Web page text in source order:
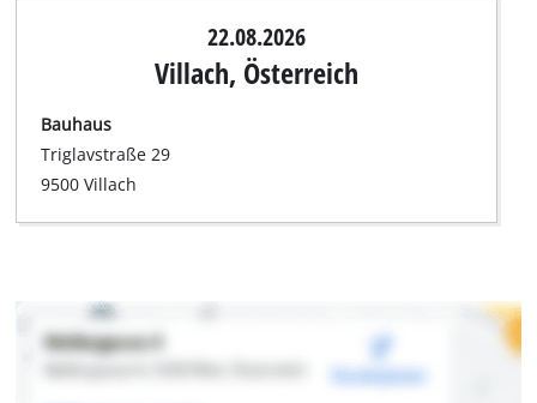
Villach, Österreich
22.08.2026
Bauhaus
Triglavstraße 29
9500 Villach